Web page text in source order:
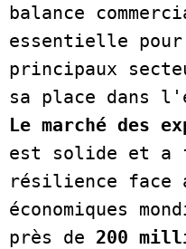
balance
essentielle pour
principaux
Le marché des
est solide et a
résilience face
économiques
près de 200